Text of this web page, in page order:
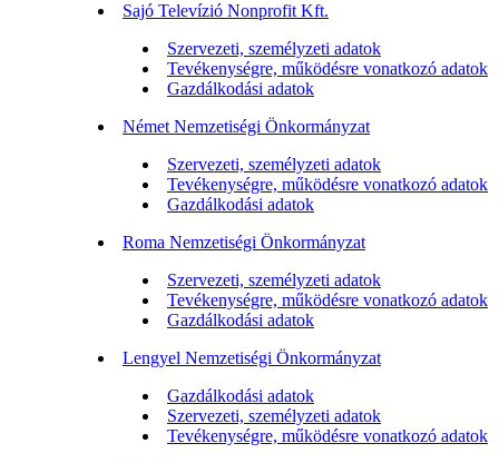
Sajó Televízió Nonprofit Kft.
Szervezeti, személyzeti adatok
Tevékenységre, működésre vonatkozó adatok
Gazdálkodási adatok
Német Nemzetiségi Önkormányzat
Szervezeti, személyzeti adatok
Tevékenységre, működésre vonatkozó adatok
Gazdálkodási adatok
Roma Nemzetiségi Önkormányzat
Szervezeti, személyzeti adatok
Tevékenységre, működésre vonatkozó adatok
Gazdálkodási adatok
Lengyel Nemzetiségi Önkormányzat
Gazdálkodási adatok
Szervezeti, személyzeti adatok
Tevékenységre, működésre vonatkozó adatok